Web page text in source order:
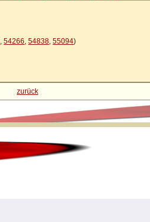
,54266,54838,55094)
zurück